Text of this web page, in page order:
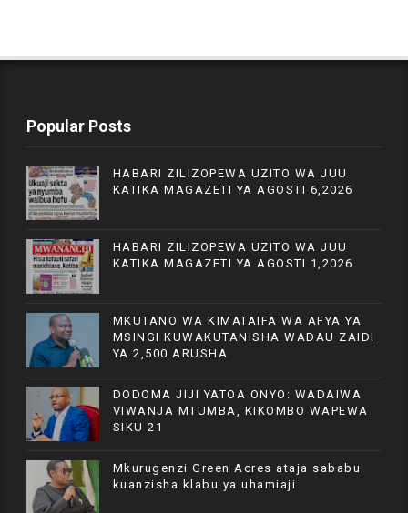
Popular Posts
HABARI ZILIZOPEWA UZITO WA JUU
KATIKA MAGAZETI YA AGOSTI 6,2026
HABARI ZILIZOPEWA UZITO WA JUU
KATIKA MAGAZETI YA AGOSTI 1,2026
MKUTANO WA KIMATAIFA WA AFYA YA
MSINGI KUWAKUTANISHA WADAU ZAIDI
YA 2,500 ARUSHA
DODOMA JIJI YATOA ONYO: WADAIWA
VIWANJA MTUMBA, KIKOMBO WAPEWA
SIKU 21
Mkurugenzi Green Acres ataja sababu
kuanzisha klabu ya uhamiaji